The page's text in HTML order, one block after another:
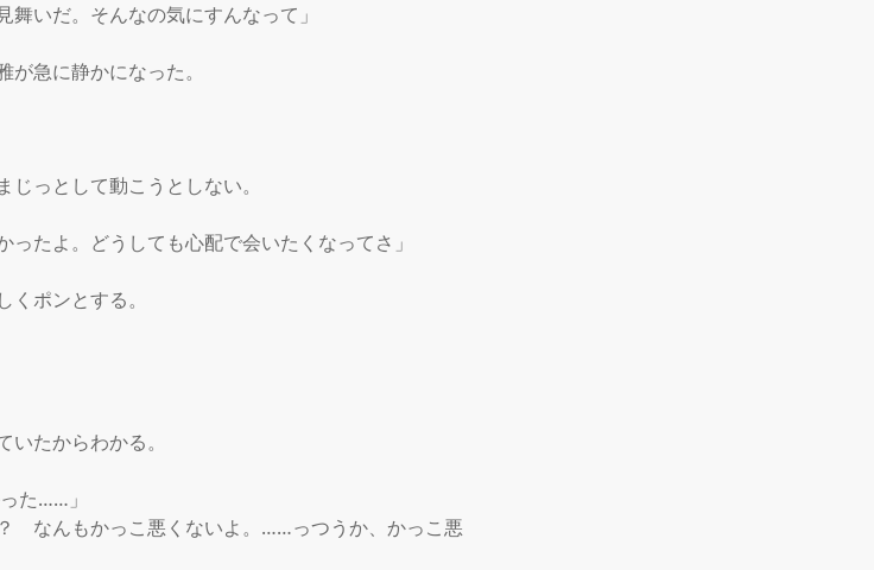
舞いだ。そんなの気にすんなって」
急に静かになった。
っとして動こうとしない。
ったよ。どうしても心配で会いたくなってさ」
ポンとする。
たからわかる。
た……」
　なんもかっこ悪くないよ。……っつうか、かっこ悪